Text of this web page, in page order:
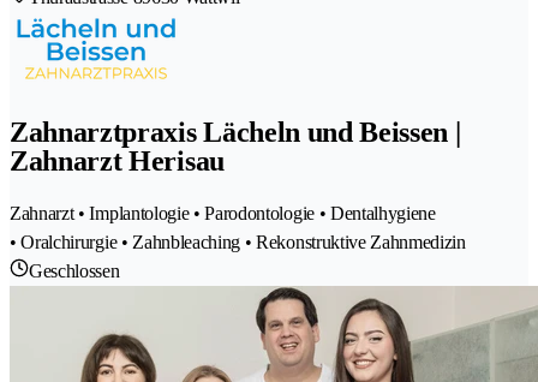
Zahnarztpraxis Lächeln und Beissen |
Zahnarzt Herisau
Zahnarzt • Implantologie • Parodontologie • Dentalhygiene
• Oralchirurgie • Zahnbleaching • Rekonstruktive Zahnmedizin
Geschlossen